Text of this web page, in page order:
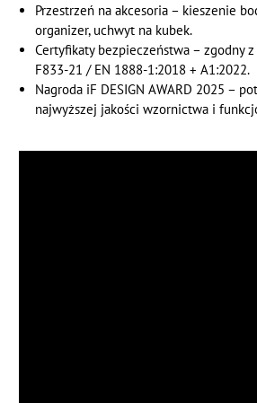
Przestrzeń na akcesoria – kieszenie
organizer, uchwyt na kubek.
Certyfikaty bezpieczeństwa – zgodny
F833-21 / EN 1888-1:2018 + A1:2022.
Nagroda iF DESIGN AWARD 2025 –
najwyższej jakości wzornictwa i